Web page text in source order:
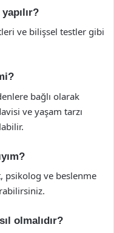
ve bilişsel testler gibi
bağlı olarak
ve yaşam tarzı
psikolog ve beslenme
olmalıdır?